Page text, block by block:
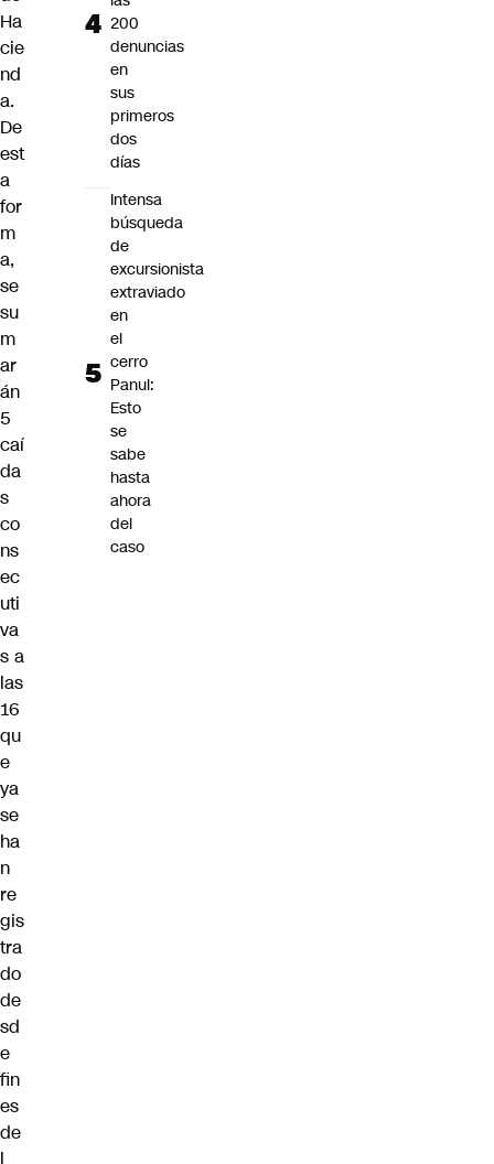
Ha
cie
nd
a.
De
est
a
for
m
a,
se
su
m
ar
án
5
caí
da
s
co
ns
ec
uti
va
s a
las
16
qu
e
ya
se
ha
n
re
gis
tra
do
de
sd
e
fin
es
de
l
200
denuncias
en
sus
primeros
dos
días
Intensa
búsqueda
de
excursionista
extraviado
en
el
cerro
Panul:
Esto
se
sabe
hasta
ahora
del
caso